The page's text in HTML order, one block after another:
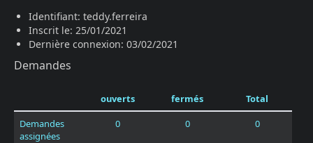
Identifiant: teddy.ferreira
Inscrit le: 25/01/2021
Dernière connexion: 03/02/2021
Demandes
ouverts fermés
Total
Demandes
assignées
0 0 0